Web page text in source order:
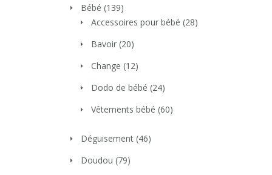
Bébé (139)
Accessoires pour bébé (28)
Bavoir (20)
Change (12)
Dodo de bébé (24)
Vêtements bébé (60)
Déguisement (46)
Doudou (79)